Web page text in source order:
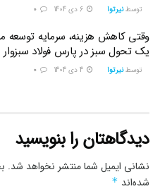
توسط نیرتوا
وقتی کاهش هزینه، سرمایه توسعه
یک تحول سبز در پارس فولاد سبزوار
توسط نیرتوا
دیدگاهتان را بنویسید
نشانی ایمیل شما منتشر نخواهد شد.
شده‌اند *